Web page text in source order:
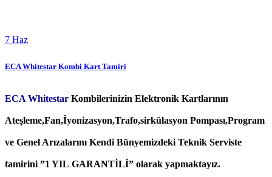
7 Haz
ECA Whitestar Kombi Kart Tamiri
ECA Whitestar Kombilerinizin Elektronik Kartlarının
Ateşleme,Fan,İyonizasyon,Trafo,sirkülasyon Pompası,Program
ve Genel Arızalarını Kendi Bünyemizdeki Teknik Serviste
tamirini ”1 YIL GARANTİLİ” olarak yapmaktayız.